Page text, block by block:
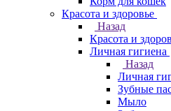
Красота и здоровье
Назад
Красота и
Личная гигиена
Назад
Личная
Зубные
Мыло